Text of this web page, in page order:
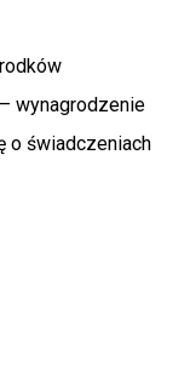
wynagrodzenie
o świadczeniach